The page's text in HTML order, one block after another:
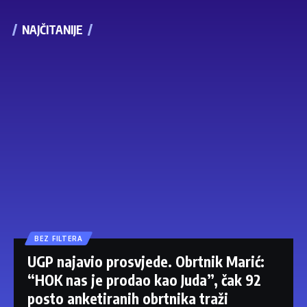
NAJČITANIJE
BEZ FILTERA
UGP najavio prosvjede. Obrtnik Marić:
“HOK nas je prodao kao Juda”, čak 92
posto anketiranih obrtnika traži